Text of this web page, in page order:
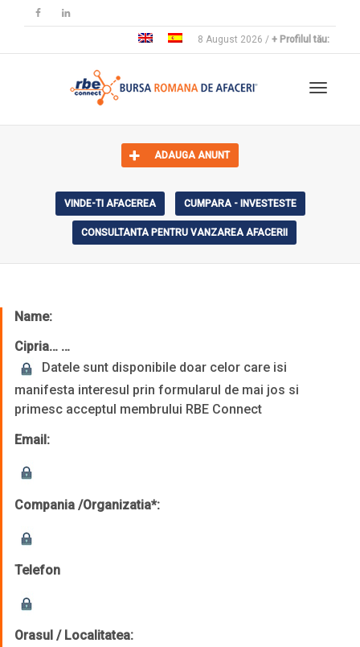
8 August 2026 / + Profilul tău:
ADAUGA ANUNT
VINDE-TI AFACEREA CUMPARA - INVESTESTE
CONSULTANTA PENTRU VANZAREA AFACERII
Name:
Cipria… …
Datele sunt disponibile doar celor care isi
manifesta interesul prin formularul de mai jos si
primesc acceptul membrului RBE Connect
Email:
Compania /Organizatia*:
Telefon
Orasul / Localitatea: